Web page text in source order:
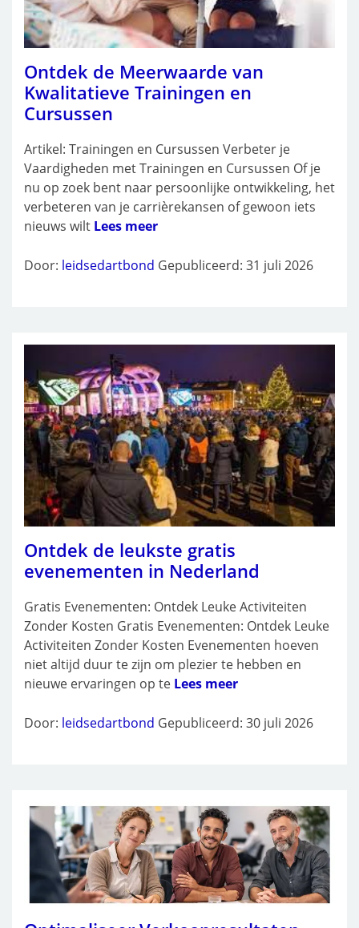
Ontdek de Meerwaarde van
Kwalitatieve Trainingen en
Cursussen
Artikel: Trainingen en Cursussen Verbeter je
Vaardigheden met Trainingen en Cursussen Of je
nu op zoek bent naar persoonlijke ontwikkeling, het
verbeteren van je carrièrekansen of gewoon iets
nieuws wilt Lees meer
Door: leidsedartbond Gepubliceerd: 31 juli 2026
Ontdek de leukste gratis
evenementen in Nederland
Gratis Evenementen: Ontdek Leuke Activiteiten
Zonder Kosten Gratis Evenementen: Ontdek Leuke
Activiteiten Zonder Kosten Evenementen hoeven
niet altijd duur te zijn om plezier te hebben en
nieuwe ervaringen op te Lees meer
Door: leidsedartbond Gepubliceerd: 30 juli 2026